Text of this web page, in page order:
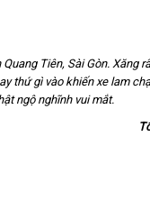
Tiên, Sài Gòn. Xăng
thứ gì vào khiến xe lam
ngộ nghĩnh vui mắt.